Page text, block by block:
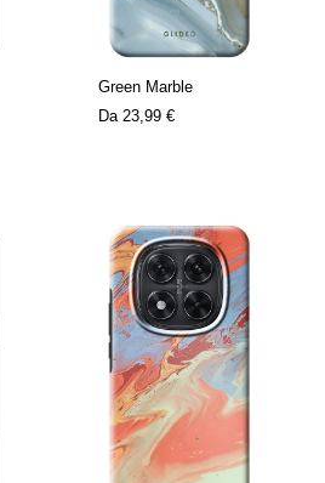
Green Marble
Da 23,99 €